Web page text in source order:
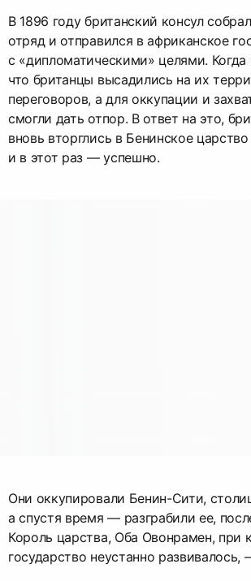
В 1896 году британский консул
отряд и отправился в африканское
с «дипломатическими» целями.
что британцы высадились на их
переговоров, а для оккупации и
смогли дать отпор. В ответ на это,
вновь вторглись в Бенинское царство
и в этот раз — успешно.
Они оккупировали Бенин-Сити,
а спустя время — разграбили ее,
Король царства, Оба Овонрамен, при
государство неустанно развивалось,